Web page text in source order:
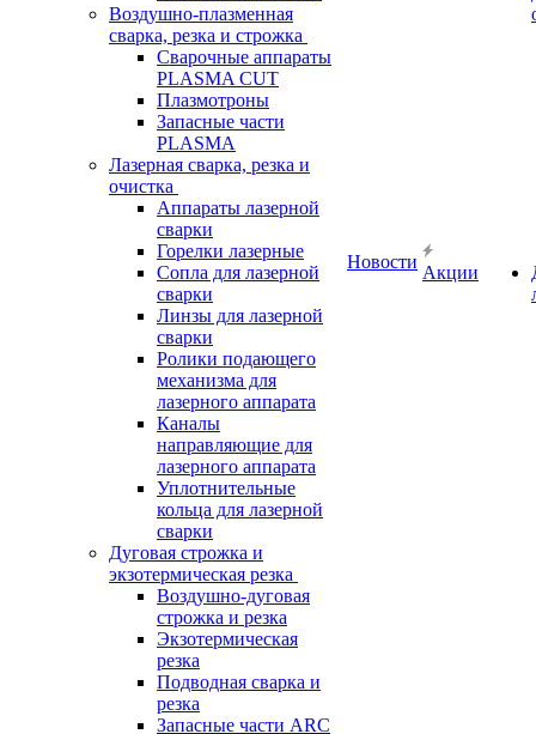
Воздушно-плазменная
сварка, резка и строжка
Сварочные аппараты
PLASMA CUT
Плазмотроны
Запасные части
PLASMA
Лазерная сварка, резка и
очистка
Аппараты лазерной
сварки
Горелки лазерные
Сопла для лазерной
сварки
Линзы для лазерной
сварки
Ролики подающего
механизма для
лазерного аппарата
Каналы
направляющие для
лазерного аппарата
Уплотнительные
кольца для лазерной
сварки
Дуговая строжка и
экзотермическая резка
Воздушно-дуговая
строжка и резка
Экзотермическая
резка
Подводная сварка и
резка
Запасные части ARC
Новости
Акции